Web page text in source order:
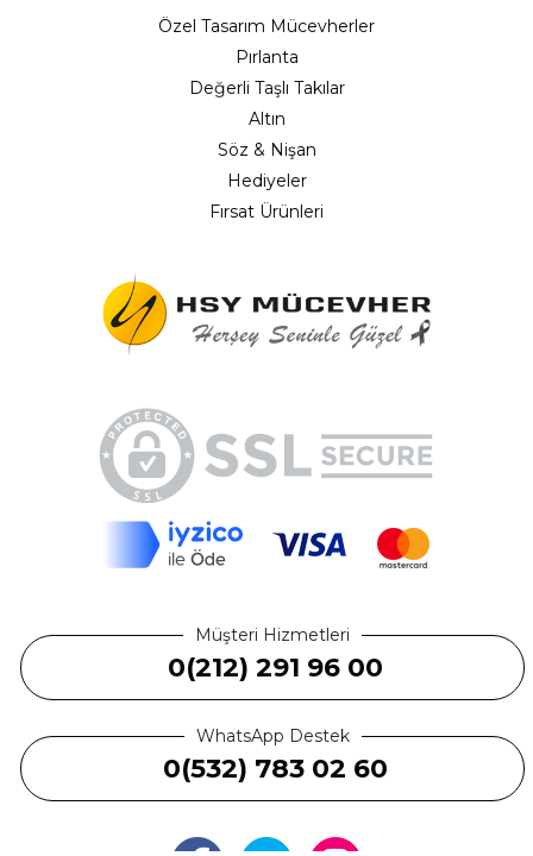
Özel Tasarım Mücevherler
Pırlanta
Değerli Taşlı Takılar
Altın
Söz & Nişan
Hediyeler
Fırsat Ürünleri
Müşteri Hizmetleri
0(212) 291 96 00
WhatsApp Destek
0(532) 783 02 60